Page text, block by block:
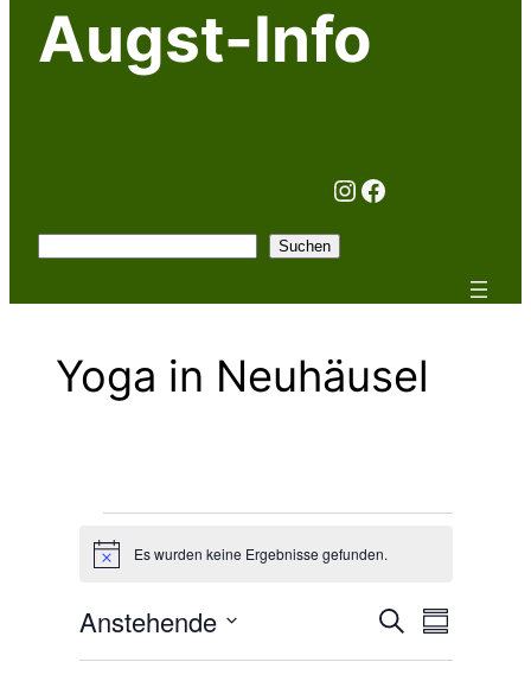
Augst-Info
Instagram
Facebook
Suchen
Yoga in Neuhäusel
Veranstaltungen
HinweisEs wurden keine Ergebnisse gefunden.
Suche
Anstehende